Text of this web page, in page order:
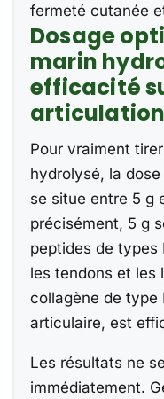
fermeté cutanée
Dosage
marin
efficacité
Pour vraiment
hydrolysé, la
se situe entre 5 g
précisément, 5 g
peptides de types
les tendons et les
collagène de type
articulaire, est
Les résultats ne
immédiatement.